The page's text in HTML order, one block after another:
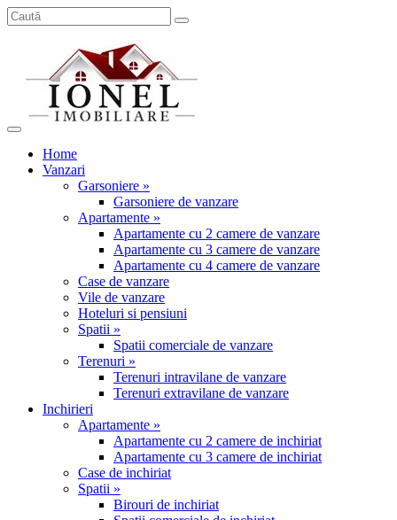
Home
Vanzari
Garsoniere »
Garsoniere de vanzare
Apartamente »
Apartamente cu 2 camere de vanzare
Apartamente cu 3 camere de vanzare
Apartamente cu 4 camere de vanzare
Case de vanzare
Vile de vanzare
Hoteluri si pensiuni
Spatii »
Spatii comerciale de vanzare
Terenuri »
Terenuri intravilane de vanzare
Terenuri extravilane de vanzare
Inchirieri
Apartamente »
Apartamente cu 2 camere de inchiriat
Apartamente cu 3 camere de inchiriat
Case de inchiriat
Spatii »
Birouri de inchiriat